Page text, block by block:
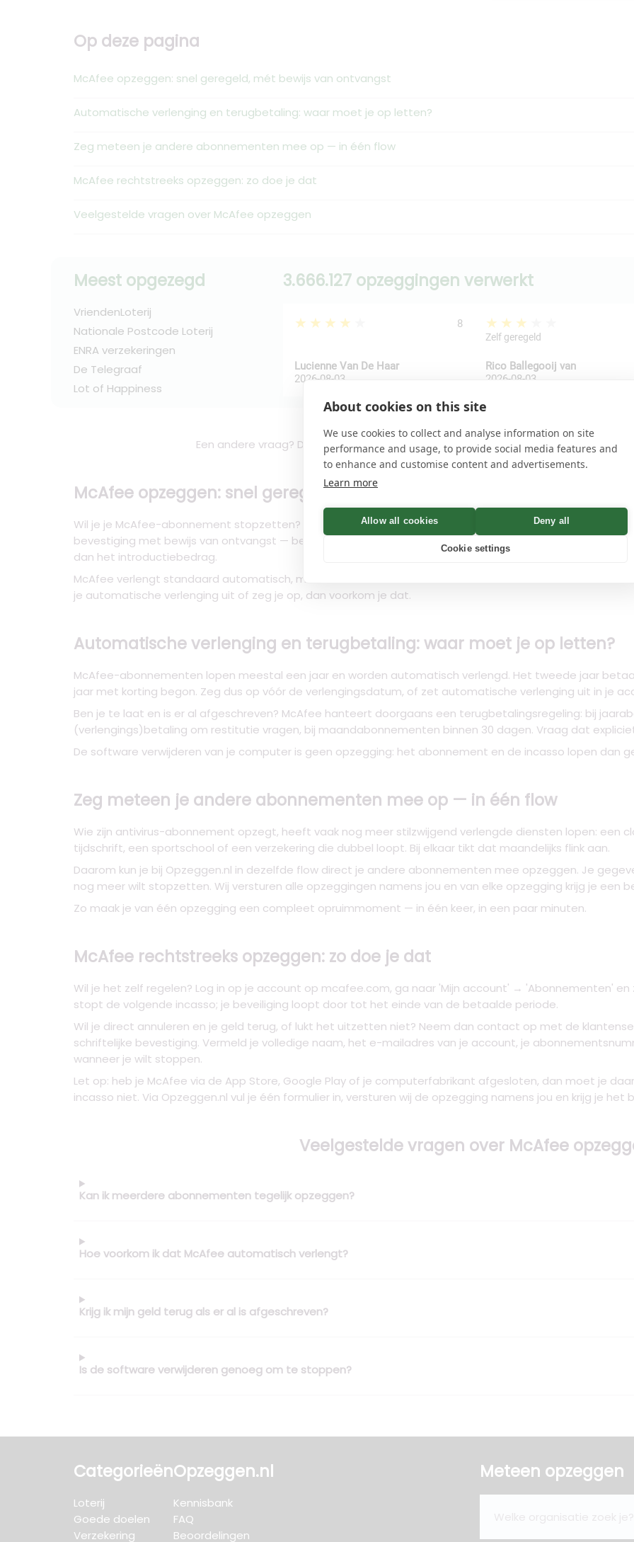
About cookies on this site
We use cookies to collect and analyse information on site
performance and usage, to provide social media features and
to enhance and customise content and advertisements.
Learn more
Allow all cookies Deny all
Cookie settings
Op deze pagina
McAfee opzeggen: snel geregeld, mét bewijs van ontvangst
Automatische verlenging en terugbetaling: waar moet je op letten?
Zeg meteen je andere abonnementen mee op — in één flow
McAfee rechtstreeks opzeggen: zo doe je dat
Veelgestelde vragen over McAfee opzeggen
Meest opgezegd
VriendenLoterij
Nationale Postcode Loterij
ENRA verzekeringen
De Telegraaf
Lot of Happiness
3.666.127 opzeggingen verwerkt
★★★★★ 8
Lucienne Van De Haar
2026-08-03
★★★★★
Zelf geregeld
Rico Ballegooij van
2026-08-03
Een andere vraag? De snelste manier om het antwoord te vinden is via onzeveel
McAfee opzeggen: snel geregeld, mét bewijs van ontvangst
Wil je je McAfee-abonnement stopzetten? Via Opzeggen.nl regel je dat in een paar minuten. Wij
bevestiging met bewijs van ontvangst — belangrijk, want juist bij antivirus-abonnementen wordt vaak
dan het introductiebedrag.
McAfee verlengt standaard automatisch, meestal een maand voor de vervaldatum. Veel mensen
je automatische verlenging uit of zeg je op, dan voorkom je dat.
Automatische verlenging en terugbetaling: waar moet je op letten?
McAfee-abonnementen lopen meestal een jaar en worden automatisch verlengd. Het tweede jaar
jaar met korting begon. Zeg dus op vóór de verlengingsdatum, of zet automatische verlenging uit in je
Ben je te laat en is er al afgeschreven? McAfee hanteert doorgaans een terugbetalingsregeling: bij
(verlengings)betaling om restitutie vragen, bij maandabonnementen binnen 30 dagen. Vraag dat
De software verwijderen van je computer is geen opzegging: het abonnement en de incasso lopen dan
Zeg meteen je andere abonnementen mee op — in één flow
Wie zijn antivirus-abonnement opzegt, heeft vaak nog meer stilzwijgend verlengde diensten lopen: een
tijdschrift, een sportschool of een verzekering die dubbel loopt. Bij elkaar tikt dat maandelijks flink aan.
Daarom kun je bij Opzeggen.nl in dezelfde flow direct je andere abonnementen mee opzeggen. Je
nog meer wilt stopzetten. Wij versturen alle opzeggingen namens jou en van elke opzegging krijg je een
Zo maak je van één opzegging een compleet opruimmoment — in één keer, in een paar minuten.
McAfee rechtstreeks opzeggen: zo doe je dat
Wil je het zelf regelen? Log in op je account op mcafee.com, ga naar 'Mijn account' → 'Abonnementen'
stopt de volgende incasso; je beveiliging loopt door tot het einde van de betaalde periode.
Wil je direct annuleren en je geld terug, of lukt het uitzetten niet? Neem dan contact op met de
schriftelijke bevestiging. Vermeld je volledige naam, het e-mailadres van je account, je
wanneer je wilt stoppen.
Let op: heb je McAfee via de App Store, Google Play of je computerfabrikant afgesloten, dan moet je
incasso niet. Via Opzeggen.nl vul je één formulier in, versturen wij de opzegging namens jou en krijg je
Veelgestelde vragen over McAfee
Kan ik meerdere abonnementen tegelijk opzeggen?
Hoe voorkom ik dat McAfee automatisch verlengt?
Krijg ik mijn geld terug als er al is afgeschreven?
Is de software verwijderen genoeg om te stoppen?
Categorieën
Loterij
Goede doelen
Verzekering
Opzeggen.nl
Kennisbank
FAQ
Beoordelingen
Meteen opzeggen